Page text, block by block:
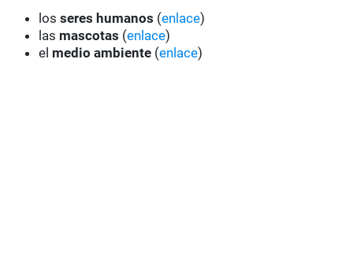
losseres humanos (enlace)
las mascotas (enlace)
el medio ambiente (enlace)